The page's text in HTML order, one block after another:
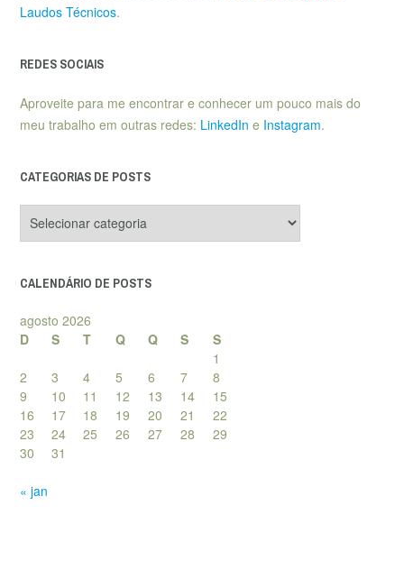
Laudos Técnicos.
REDES SOCIAIS
Aproveite para me encontrar e conhecer um pouco mais do
meu trabalho em outras redes: LinkedIn e Instagram.
CATEGORIAS DE POSTS
de
CALENDÁRIO DE POSTS
agosto 2026
D
S T Q Q S
S
1
2
3 4 5 6 7
8
9
10 11 12 13 14
15
16
17 18 19 20 21
22
23
24 25 26 27 28
29
30
31
« jan